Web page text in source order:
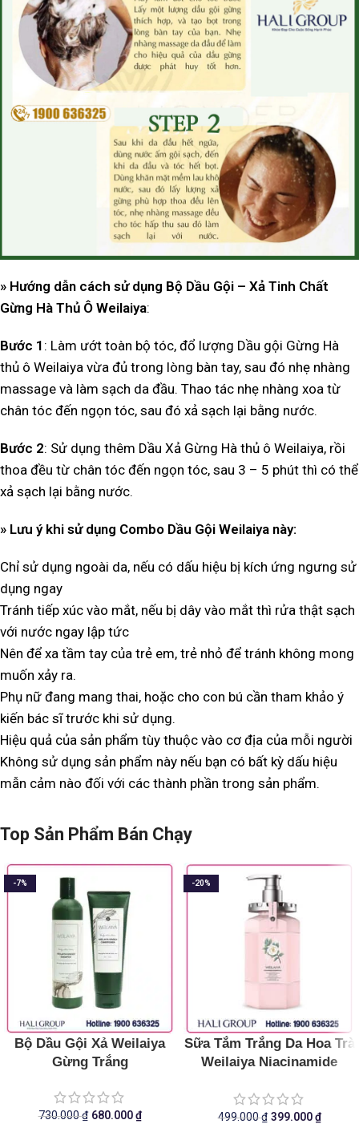
» Hướng dẫn cách sử dụng Bộ Dầu Gội – Xả Tinh Chất
Gừng Hà Thủ Ô Weilaiya:
Bước 1 : Làm ướt toàn bộ tóc, đổ lượng Dầu gội Gừng Hà
thủ ô Weilaiya vừa đủ trong lòng bàn tay, sau đó nhẹ nhàng
massage và làm sạch da đầu. Thao tác nhẹ nhàng xoa từ
chân tóc đến ngọn tóc, sau đó xả sạch lại bằng nước.
Bước 2: Sử dụng thêm Dầu Xả Gừng Hà thủ ô Weilaiya, rồi
thoa đều từ chân tóc đến ngọn tóc, sau 3 – 5 phút thì có thể
xả sạch lại bằng nước.
» Lưu ý khi sử dụng Combo Dầu Gội Weilaiya này:
Chỉ sử dụng ngoài da, nếu có dấu hiệu bị kích ứng ngưng sử
dụng ngay
Tránh tiếp xúc vào mắt, nếu bị dây vào mắt thì rửa thật sạch
với nước ngay lập tức
Nên để xa tầm tay của trẻ em, trẻ nhỏ để tránh không mong
muốn xảy ra.
Phụ nữ đang mang thai, hoặc cho con bú cần tham khảo ý
kiến bác sĩ trước khi sử dụng.
Hiệu quả của sản phẩm tùy thuộc vào cơ địa của mỗi người
Không sử dụng sản phẩm này nếu bạn có bất kỳ dấu hiệu
mẫn cảm nào đối với các thành phần trong sản phẩm.
Top Sản Phẩm Bán Chạy
-7%
Bộ Dầu Gội Xả Weilaiya
Gừng Trắng
730.000₫ 680.000₫
-20%
Sữa Tắm Trắng Da Hoa Trà
Weilaiya Niacinamide
499.000₫ 399.000₫